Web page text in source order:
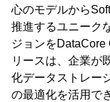
心のモデルから
推進するユニーク
ジョンをDataCore
リースは、企業が
化データストレー
の最適化を活用で